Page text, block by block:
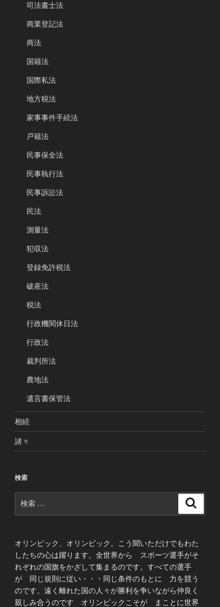
司法書士法
商業登記法
商法
国籍法
国際私法
地方税法
家事事件手続法
戸籍法
民事保全法
民事執行法
民事訴訟法
民法
測量法
犯収法
登録免許税法
破産法
税法
行政機関休日法
行政法
裁判所法
農地法
遺言書保管法
相続
諸々
検索
索:
オリンピック、オリンピック。こう聞いただけでもわた
したちの心は躍ります。全世界から スポーツ選手がそ
れぞれの国旗をかざして集まるのです。すべての選手
が 同じ規則に従い・・・同じ条件のもとに 力を競う
のです。遠く離れた国の人々が勝利を争いながら仲良く
親しみ合うのです オリンピックこそが まことに世界